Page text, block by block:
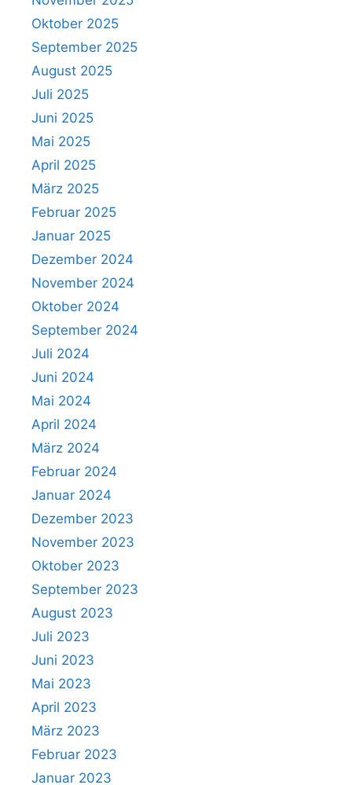
Verein
Sportangebote
Kalender
werden
Download
Oktober 2025
September 2025
August 2025
Juli 2025
Juni 2025
Mai 2025
April 2025
März 2025
Februar 2025
Januar 2025
Dezember 2024
November 2024
Oktober 2024
September 2024
Juli 2024
Juni 2024
Mai 2024
April 2024
März 2024
Februar 2024
Januar 2024
Dezember 2023
November 2023
Oktober 2023
September 2023
August 2023
Juli 2023
Juni 2023
Mai 2023
April 2023
März 2023
Februar 2023
Januar 2023